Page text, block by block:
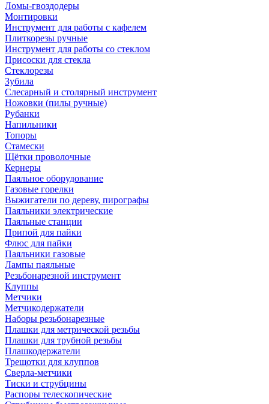
Ломы-гвоздодеры
Монтировки
Инструмент для работы с кафелем
Плиткорезы ручные
Инструмент для работы со стеклом
Присоски для стекла
Стеклорезы
Зубила
Слесарный и столярный инструмент
Ножовки (пилы ручные)
Рубанки
Напильники
Топоры
Стамески
Щётки проволочные
Кернеры
Паяльное оборудование
Газовые горелки
Выжигатели по дереву, пирографы
Паяльники электрические
Паяльные станции
Припой для пайки
Флюс для пайки
Паяльники газовые
Лампы паяльные
Резьбонарезной инструмент
Клуппы
Метчики
Метчикодержатели
Наборы резьбонарезные
Плашки для метрической резьбы
Плашки для трубной резьбы
Плашкодержатели
Трещотки для клуппов
Сверла-метчики
Тиски и струбцины
Распоры телескопические